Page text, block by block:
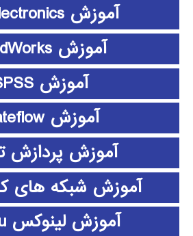
آموزش SimElectronics
آموزش SolidWorks
آموزش SPSS
آموزش stateflow
آموزش پردازش
آموزش شبکه های
آموزش لینوکس ubuntu